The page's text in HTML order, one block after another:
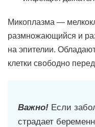
Микоплазма —
размножающийся и
на эпителии.
клетки свободно
Важно! Если
страдает